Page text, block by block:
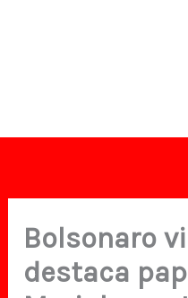
Bolsonaro
destaca